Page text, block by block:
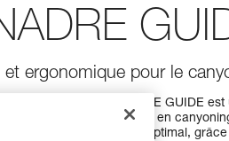
ergonomique pour le
emporter ! ALCANADRE GUIDE
et aux encadrants en
son confort est optimal,